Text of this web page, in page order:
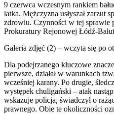
9 czerwca wczesnym rankiem
latka. Mężczyzna usłyszał zarzut
zdrowiu. Czynności w tej sprawie
Prokuratury Rejonowej Łódź-
Galeria zdjęć (2) – wczyta się po
Dla podejrzanego kluczowe
pierwsze, działał w warunkach
wcześniej karany. Po drugie,
występek chuligański – atak
wskazuje policja, świadczył o
prawnego. Obie te okoliczności